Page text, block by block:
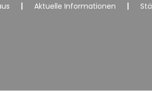
Aktuelle Informationen